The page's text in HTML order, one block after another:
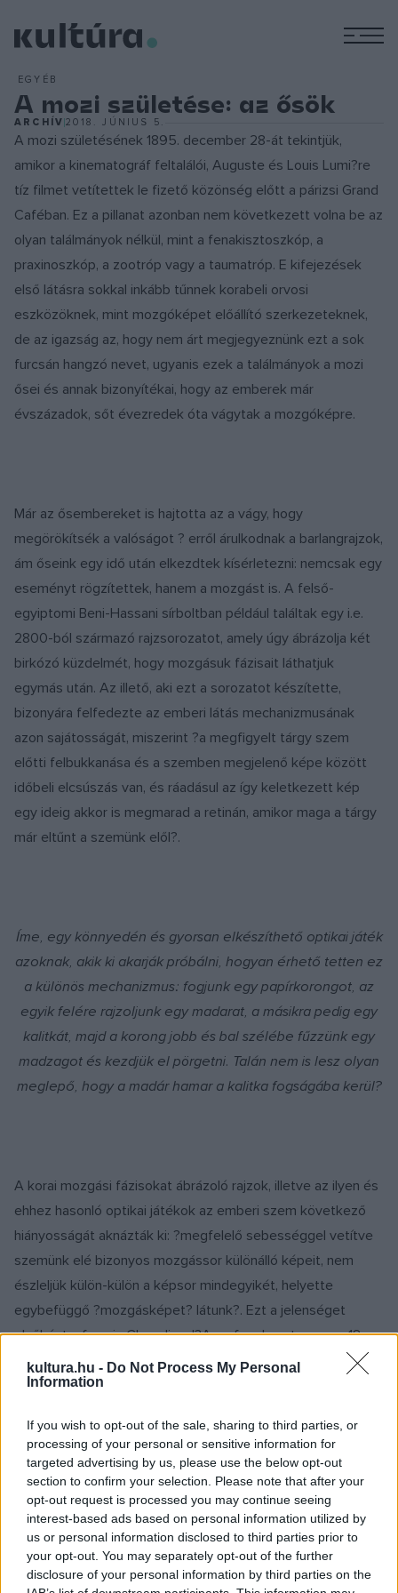
kultura.hu - Do Not Process My Personal
Information
If you wish to opt-out of the sale, sharing to third parties, or
processing of your personal or sensitive information for
targeted advertising by us, please use the below opt-out
section to confirm your selection. Please note that after your
opt-out request is processed you may continue seeing
interest-based ads based on personal information utilized by
us or personal information disclosed to third parties prior to
your opt-out. You may separately opt-out of the further
disclosure of your personal information by third parties on the
EGYÉB
A mozi születése: az ősök
ARCHÍV2018. JÚNIUS 5.
A mozi születésének 1895. december 28-át tekintjük,
amikor a kinematográf feltalálói, Auguste és Louis Lumi?re
tíz filmet vetítettek le fizető közönség előtt a párizsi Grand
Caféban. Ez a pillanat azonban nem következett volna be az
olyan találmányok nélkül, mint a fenakisztoszkóp, a
praxinoszkóp, a zootróp vagy a taumatróp. E kifejezések
első látásra sokkal inkább tűnnek korabeli orvosi
eszközöknek, mint mozgóképet előállító szerkezeteknek,
de az igazság az, hogy nem árt megjegyeznünk ezt a sok
furcsán hangzó nevet, ugyanis ezek a találmányok a mozi
ősei és annak bizonyítékai, hogy az emberek már
évszázadok, sőt évezredek óta vágytak a mozgóképre.
Már az ősembereket is hajtotta az a vágy, hogy
megörökítsék a valóságot ? erről árulkodnak a barlangrajzok,
ám őseink egy idő után elkezdtek kísérletezni: nemcsak egy
eseményt rögzítettek, hanem a mozgást is. A felső-
egyiptomi Beni-Hassani sírboltban például találtak egy i.e.
2800-ból származó rajzsorozatot, amely úgy ábrázolja két
birkózó küzdelmét, hogy mozgásuk fázisait láthatjuk
egymás után. Az illető, aki ezt a sorozatot készítette,
bizonyára felfedezte az emberi látás mechanizmusának
azon sajátosságát, miszerint ?a megfigyelt tárgy szem
előtti felbukkanása és a szemben megjelenő képe között
időbeli elcsúszás van, és ráadásul az így keletkezett kép
egy ideig akkor is megmarad a retinán, amikor maga a tárgy
már eltűnt a szemünk elől?.
Íme, egy könnyedén és gyorsan elkészíthető optikai játék
azoknak, akik ki akarják próbálni, hogyan érhető tetten ez
a különös mechanizmus: fogjunk egy papírkorongot, az
egyik felére rajzoljunk egy madarat, a másikra pedig egy
kalitkát, majd a korong jobb és bal szélébe fűzzünk egy
madzagot és kezdjük el pörgetni. Talán nem is lesz olyan
meglepő, hogy a madár hamar a kalitka fogságába kerül?
A korai mozgási fázisokat ábrázoló rajzok, illetve az ilyen és
ehhez hasonló optikai játékok az emberi szem következő
hiányosságát aknázták ki: ?megfelelő sebességgel vetítve
szemünk elé bizonyos mozgássor különálló képeit, nem
észleljük külön-külön a képsor mindegyikét, helyette
egybefüggő ?mozgásképet? látunk?. Ezt a jelenséget
elsőként a francia Chevalier d?Arcy fogalmazta meg a 18.
században ? az ő megállapítása nyomán alkotta meg 1829-
ben Joseph Plateau belga fizikus a fenakisztoszkópot (kép
korong, peremén résekkel. Nézzünk egy konkrét példát,
hogy egyszerűbb legyen elképzelni, miként működött ez az
egyszerű eszköz! A ?valamilyen mozgássor? lehet egy
labdát egyensúlyozó bohóc vagy akár egy vágtázni készülő
ló is ? a lényeg a szerkezet működése: a fenakisztoszkópot
egy tükör előtt megpörgetve és a réseken átkukucskálva a
bohóc vagy a ló mozgásba lendül.